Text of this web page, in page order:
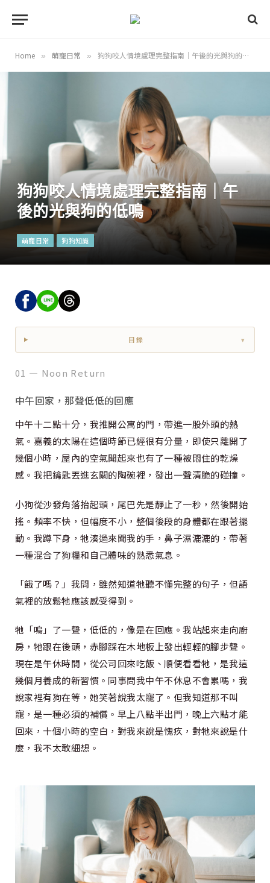
Home » 萌寵日常 » 狗狗咬人情境處理完整指南｜午後的光與狗的低鳴
狗狗咬人情境處理完整指南｜午
後的光與狗的低鳴
萌寵日常 狗狗知識
目錄 ▾
01 — Noon Return
中午回家，那聲低低的回應
中午十二點十分，我推開公寓的門，帶進一股外頭的熱
氣。嘉義的太陽在這個時節已經很有分量，即使只離開了
幾個小時，屋內的空氣聞起來也有了一種被悶住的乾燥
感。我把鑰匙丟進玄關的陶碗裡，發出一聲清脆的碰撞。
小狗從沙發角落抬起頭，尾巴先是靜止了一秒，然後開始
搖。頻率不快，但幅度不小，整個後段的身體都在跟著擺
動。我蹲下身，牠湊過來聞我的手，鼻子濕漉漉的，帶著
一種混合了狗糧和自己體味的熟悉氣息。
「餓了嗎？」我問，雖然知道牠聽不懂完整的句子，但語
氣裡的放鬆牠應該感受得到。
牠「嗚」了一聲，低低的，像是在回應。我站起來走向廚
房，牠跟在後頭，赤腳踩在木地板上發出輕輕的腳步聲。
現在是午休時間，從公司回來吃飯、順便看看牠，是我這
幾個月養成的新習慣。同事問我中午不休息不會累嗎，我
說家裡有狗在等，她笑著說我太寵了。但我知道那不叫
寵，是一種必須的補償。早上八點半出門，晚上六點才能
回來，十個小時的空白，對我來說是愧疚，對牠來說是什
麼，我不太敢細想。